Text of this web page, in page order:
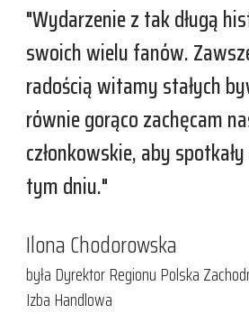
"Wydarzenie z tak długą
swoich wielu fanów.
radością witamy stałych
równie gorąco zachęcam
członkowskie, aby
tym dniu."
Ilona Chodorowska
była Dyrektor Regionu Polska
Izba Handlowa